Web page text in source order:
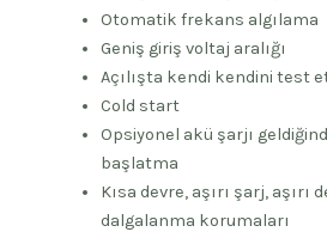
Otomatik frekans algılama
Geniş giriş voltaj aralığı
Açılışta kendi kendini test
Cold start
Opsiyonel akü şarjı
başlatma
Kısa devre, aşırı şarj, aşırı
dalgalanma korumaları